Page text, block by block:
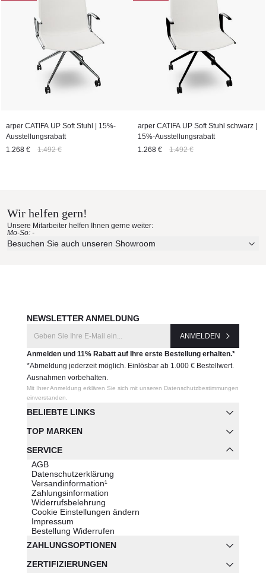
arper CATIFA UP Soft Stuhl | 15%-
Ausstellungsrabatt
1.268 €
1.492 €
arper CATIFA UP Soft Stuhl schwarz |
15%-Ausstellungsrabatt
1.268 €
1.492 €
Wir helfen gern!
Unsere Mitarbeiter helfen Ihnen gerne weiter:
Mo-So: -
Besuchen Sie auch unseren Showroom
BELIEBTE LINKS
TOP MARKEN
SERVICE
AGB
Datenschutzerklärung
Versandinformation¹
Zahlungsinformation
Widerrufsbelehrung
Cookie Einstellungen ändern
Impressum
Bestellung Widerrufen
NEWSLETTER ANMELDUNG
ANMELDEN
Anmelden und 11% Rabatt auf Ihre erste Bestellung erhalten.*
*Abmeldung jederzeit möglich. Einlösbar ab 1.000 € Bestellwert.
Ausnahmen vorbehalten.
Mit Ihrer Anmeldung erklären Sie sich mit unseren Datenschutzbestimmungen
einverstanden.
ZAHLUNGSOPTIONEN
ZERTIFIZIERUNGEN